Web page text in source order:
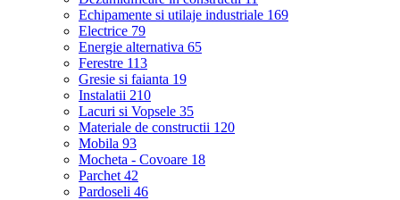
Echipamente si utilaje industriale 169
Electrice 79
Energie alternativa 65
Ferestre 113
Gresie si faianta 19
Instalatii 210
Lacuri si Vopsele 35
Materiale de constructii 120
Mobila 93
Mocheta - Covoare 18
Parchet 42
Pardoseli 46